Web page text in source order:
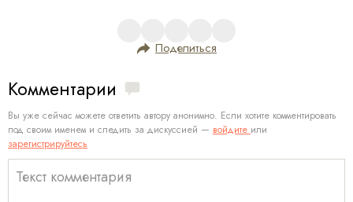
Поделиться
Комментарии
Вы уже сейчас можете ответить автору анонимно. Если хотите комментировать
под своим именем и следить за дискуссией — войдите или
зарегистрируйтесь